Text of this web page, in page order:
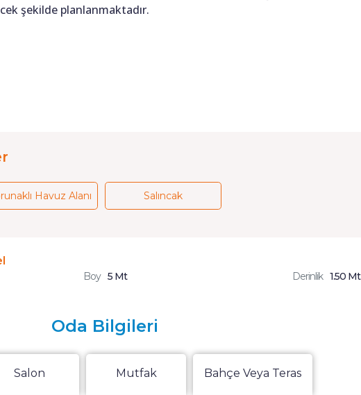
şekilde planlanmaktadır.
Havuz Alanı Salıncak
Boy 5 Mt Derinlik 1.50 Mt
Oda Bilgileri
Salon Mutfak Bahçe Veya Teras